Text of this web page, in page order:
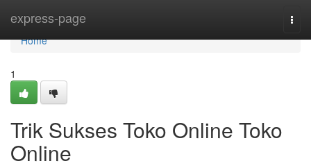
express-page
Home
Home
1
Trik Sukses Toko Online Toko
Online